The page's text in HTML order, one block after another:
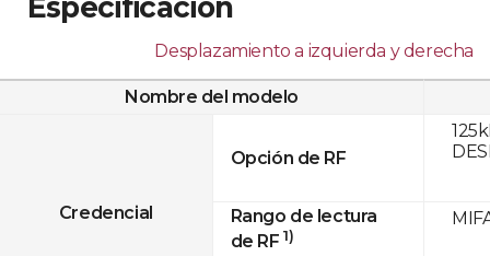
Especificación
Desplazamiento a izquierda y derecha
Nombre del modelo
Credencial
Opción de RF
Rango de lectura
de RF 1)